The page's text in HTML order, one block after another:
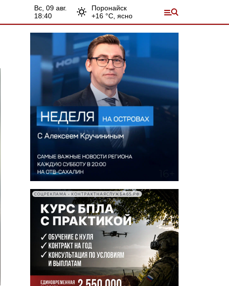
вс, 09 авг.
18:40
Поронайск
+16 °С, ясно
СОЦРЕКЛАМА • КОНТРАКТНАЯСЛУЖБА65.РФ